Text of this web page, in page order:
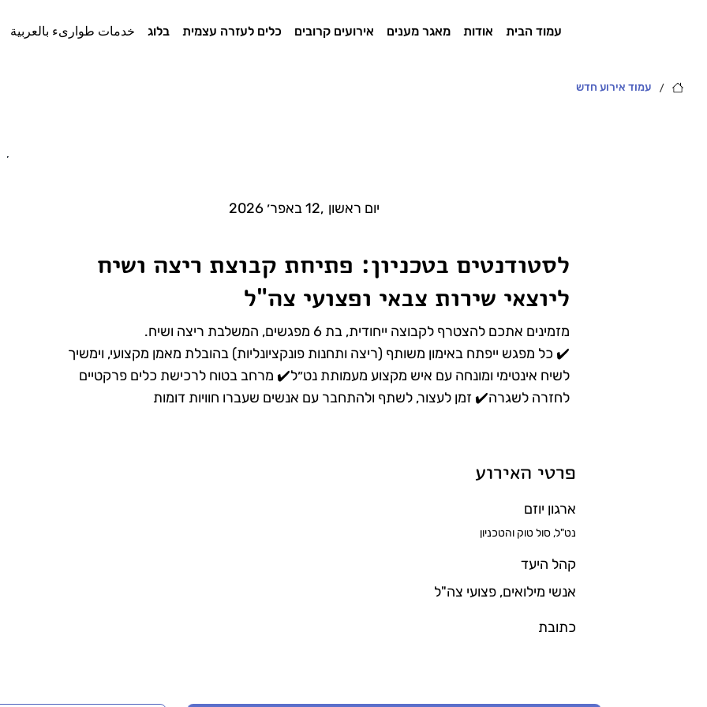
עמוד הבית אודות מאגר מענים אירועים קרובים כלים לעזרה עצמית בלוג خدمات طوارىء بالعربية
/ עמוד אירוע חדש
יום ראשון ,12 באפר׳ 2026
לסטודנטים בטכניון: פתיחת קבוצת ריצה ושיח
ליוצאי שירות צבאי ופצועי צה"ל
מזמינים אתכם להצטרף לקבוצה ייחודית, בת 6 מפגשים, המשלבת ריצה ושיח.
✔️ כל מפגש ייפתח באימון משותף (ריצה ותחנות פונקציונליות) בהובלת מאמן מקצועי, וימשיך
לשיח אינטימי ומונחה עם איש מקצוע מעמותת נט״ל✔️ מרחב בטוח לרכישת כלים פרקטיים
לחזרה לשגרה✔️ זמן לעצור, לשתף ולהתחבר עם אנשים שעברו חוויות דומות
פרטי האירוע
ארגון יוזם
נט"ל, סול טוק והטכניון
קהל היעד
אנשי מילואים, פצועי צה"ל
כתובת